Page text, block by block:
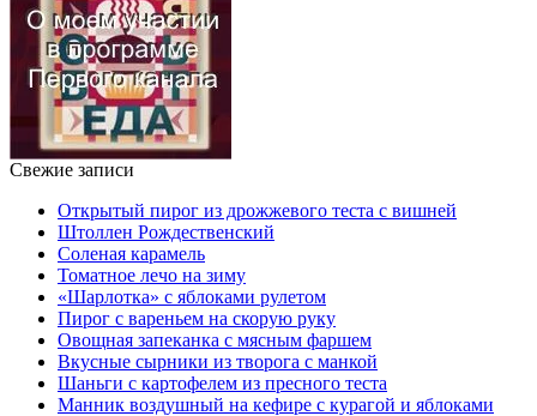
Свежие записи
Открытый пирог из дрожжевого теста с вишней
Штоллен Рождественский
Соленая карамель
Томатное лечо на зиму
«Шарлотка» с яблоками рулетом
Пирог с вареньем на скорую руку
Овощная запеканка с мясным фаршем
Вкусные сырники из творога с манкой
Шаньги с картофелем из пресного теста
Манник воздушный на кефире с курагой и яблоками